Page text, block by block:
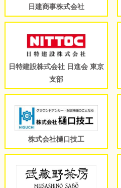
日建商事株式会社
日特建設株式会社 日進会 東京
支部
株式会社樋口技工